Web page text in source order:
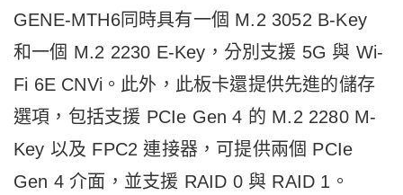
GENE-MTH6同時具有一個 M.2 3052 B-Key
和一個 M.2 2230 E-Key，分別支援 5G 與 Wi-
Fi 6E CNVi。此外，此板卡還提供先進的儲存
選項，包括支援 PCIe Gen 4 的 M.2 2280 M-
Key 以及 FPC2 連接器，可提供兩個 PCIe
Gen 4 介面，並支援 RAID 0 與 RAID 1。